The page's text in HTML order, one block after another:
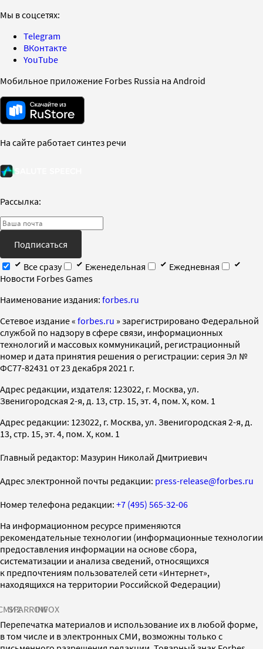
Мы в соцсетях:
Telegram
ВКонтакте
YouTube
Мобильное приложение Forbes Russia на Android
На сайте работает синтез речи
Рассылка:
Подписаться
Все сразу
Еженедельная
Ежедневная
Новости Forbes Games
Наименование издания: forbes.ru
Cетевое издание « forbes.ru » зарегистрировано Федеральной
службой по надзору в сфере связи, информационных
технологий и массовых коммуникаций, регистрационный
номер и дата принятия решения о регистрации: серия Эл №
ФС77-82431 от 23 декабря 2021 г.
Адрес редакции, издателя: 123022, г. Москва, ул.
Звенигородская 2-я, д. 13, стр. 15, эт. 4, пом. X, ком. 1
Адрес редакции: 123022, г. Москва, ул. Звенигородская 2-я, д.
13, стр. 15, эт. 4, пом. X, ком. 1
Главный редактор: Мазурин Николай Дмитриевич
Адрес электронной почты редакции: press-release@forbes.ru
Номер телефона редакции: +7 (495) 565-32-06
На информационном ресурсе применяются
рекомендательные технологии (информационные технологии
предоставления информации на основе сбора,
систематизации и анализа сведений, относящихся
к предпочтениям пользователей сети «Интернет»,
находящихся на территории Российской Федерации)
SPARROWINFOX
Перепечатка материалов и использование их в любой форме,
в том числе и в электронных СМИ, возможны только с